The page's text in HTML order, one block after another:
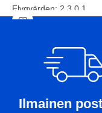
Flygvärden: 2 3 0 1
Markörer: Omslag
Ilmainen